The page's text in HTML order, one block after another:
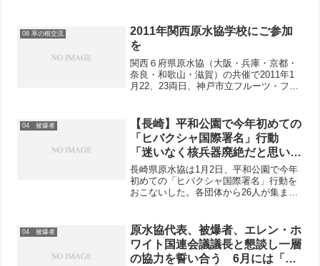
ことに対し、高草木博代表理事と安井正
和事務局長の連名で...
08 草の根交流
2011年関西原水協学校にご参加
を
関西６府県原水協（大阪・兵庫・京都・
奈良・和歌山・滋賀）の共催で2011年1
月22、23両日、神戸市立フルーツ・フラ
事の川田忠明さんから「核兵器のない世
界は実現可能か...
04 被爆者
【長崎】平和公園で今年初めての
「ヒバクシャ国際署名」行動
「迷いなく核兵器廃絶だと思いま
す」と駆け寄り署名
長崎県原水協は1月2日、平和公園で今年
初めての「ヒバクシャ国際署名」行動を
おこないした。各団体から26人が集まっ
た。駆け寄って署名をした男性は「迷い
なく核兵器廃絶だと思...
04 被爆者
原水協代表、被爆者、エレン・ホ
ワイト国連会議議長と懇談し一層
の協力を誓い合う 6月には「た